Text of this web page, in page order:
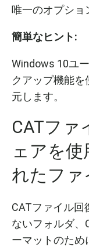
唯一のオプショ
簡単なヒント:
Windows 10ユ
クアップ機能
元します。
CATファ
ェアを使
れたファ
CATファイル回
ないフォルダ、
ーマットのため